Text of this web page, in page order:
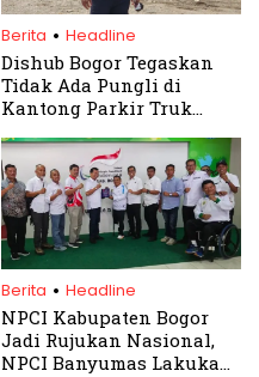
Berita . Headline
Dishub Bogor Tegaskan
Tidak Ada Pungli di
Kantong Parkir Truk
Berita . Headline
NPCI Kabupaten Bogor
Jadi Rujukan Nasional,
NPCI Banyumas Lakukan